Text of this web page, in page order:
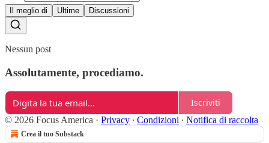
Il meglio di Ultime Discussioni
Nessun post
Assolutamente, procediamo.
Iscriviti
© 2026 Focus America · Privacy ∙ Condizioni ∙ Notifica di raccolta
Crea il tuo Substack